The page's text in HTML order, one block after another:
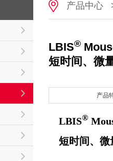
产品中心
LBIS®
短时间、微
产品
LBIS®
短时间、微